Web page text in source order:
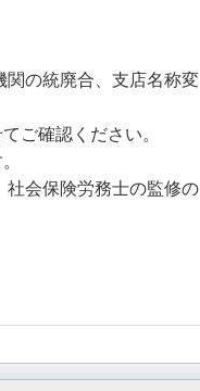
の統廃合、支店名称変
ご確認ください。
会保険労務士の監修の